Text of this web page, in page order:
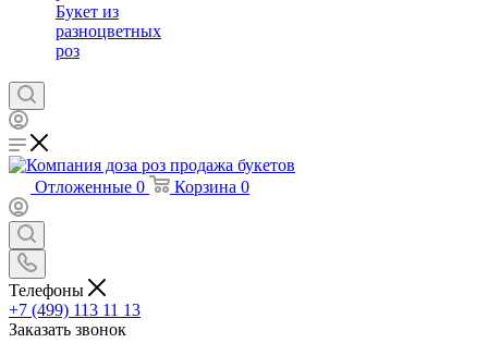
Букет из
разноцветных
роз
Отложенные 0 Корзина 0
Телефоны
+7 (499) 113 11 13
Заказать звонок